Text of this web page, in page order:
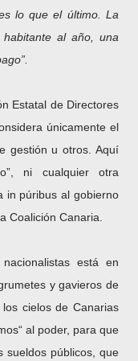
lo que el último. La
al año, una
Estatal de Directores
únicamente el
gestión u otros. Aquí
ni cualquier otra
in púribus al gobierno
Coalición Canaria.
está en
y gavieros de
cielos de Canarias
al poder, para que
sueldos públicos, que